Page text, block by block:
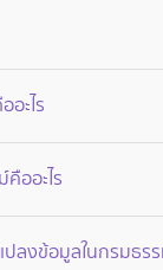
ะไร
ออะไร
ลงข้อมูลในกรมธร